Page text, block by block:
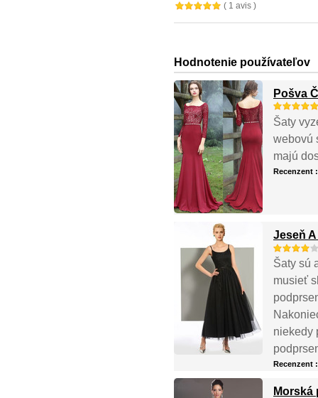
( 1 avis )
Hodnotenie používateľov
Pošva
Šaty
webovú
majú
Recenzent
Jeseň
Šaty sú
musieť
niekedy
Recenzent
Morská